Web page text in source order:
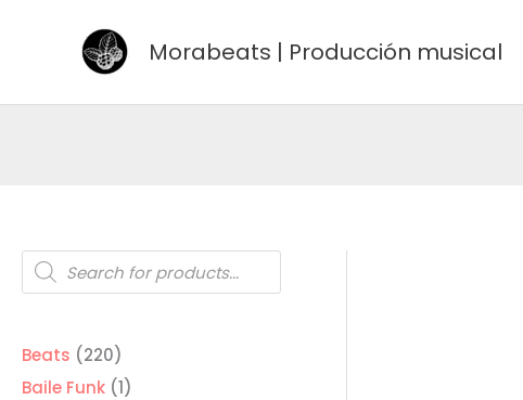
Morabeats | Producción musical
Búsqueda
de
productos
Beats 220220
productos
Baile Funk 11